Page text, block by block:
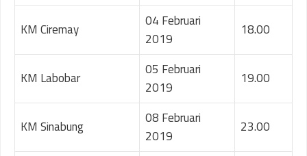
KM Ciremay
04 Februari
2019
18.00
KM Labobar
05 Februari
2019
19.00
KM Sinabung
08 Februari
2019
23.00